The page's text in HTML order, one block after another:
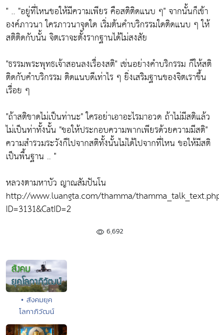
" .. "อยู่ที่ไหนขอให้มีความเพียร คือสติติดแนบ ๆ"จากนั้นก็เข้า
องค์ภาวนา ใครภาวนาจุดใด เริ่มต้นคำบริกรรมใดติดแนบ ๆ ให้
สติติดกับนั้น จิตเราจะตั้งรากฐานได้ไม่สงสัย
"ธรรมพระพุทธเจ้าสอนลงเรื่องสติ" เช่นอย่างคำบริกรรม ก็ให้สติ
ติดกับคำบริกรรม ติดแนบดีเท่าไร ๆ ยิ่งเสริมฐานของจิตเราขึ้น
เรื่อย ๆ
"ถ้าสติขาดไม่เป็นท่านะ"ใครอย่าเอาอะไรมาอวด ถ้าไม่มีสติแล้ว
ไม่เป็นท่าทั้งนั้น "ขอให้ประกอบความพากเพียรด้วยความมีสติ"
ความสำรวมระวังก็ไปจากสติทั้งนั้นไม่ได้ไปจากที่ไหน ขอให้มีสติ
เป็นพื้นฐาน .. "
หลวงตามหาบัว ญาณสัมปันโน
http://www.luangta.com/thamma/
ID=3131&CatID=2
6,692
• สังคมยุค
โลกาภิวัฒน์